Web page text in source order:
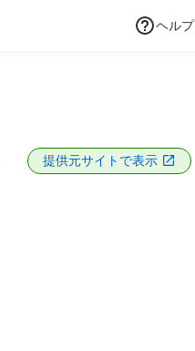
ヘルプ
提供元サイトで表示